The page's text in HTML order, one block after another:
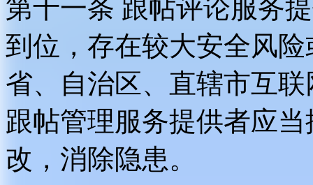
第十一条 跟帖评论服务
到位，存在较大安全风
省、自治区、直辖市互
跟帖管理服务提供者应
改，消除隐患。